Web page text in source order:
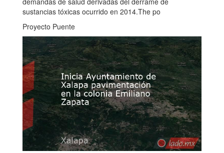
sustancias tóxicas ocurrido en 2014.The po
Proyecto Puente